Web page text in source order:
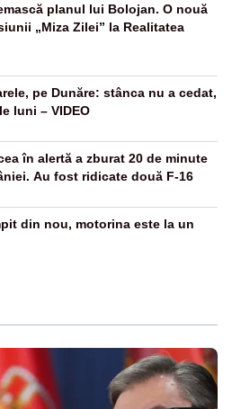
planul lui Bolojan. O nouă
„Miza Zilei” la Realitatea
pe Dunăre: stânca nu a cedat,
luni – VIDEO
în alertă a zburat 20 de minute
Au fost ridicate două F-16
din nou, motorina este la un